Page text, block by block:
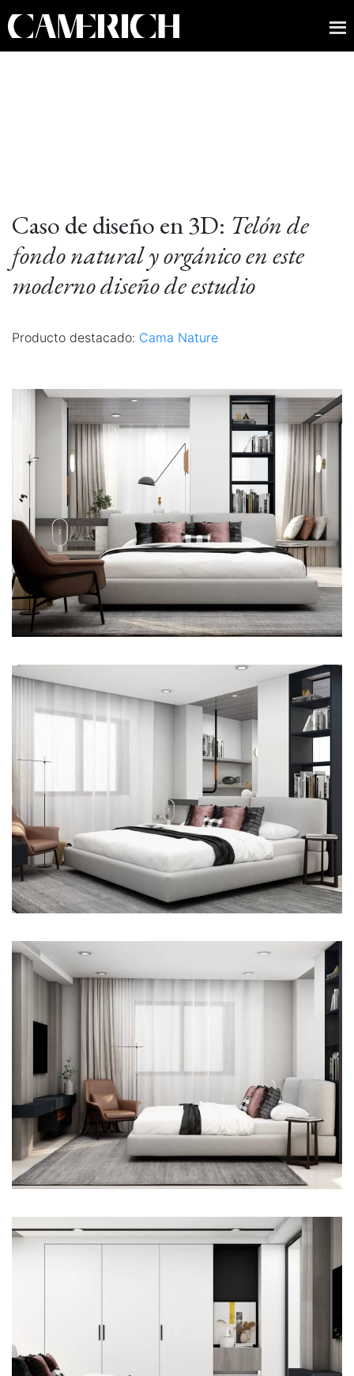
Caso de diseño en 3D: Telón de
fondo natural y orgánico en este
moderno diseño de estudio
Producto destacado: Cama Nature